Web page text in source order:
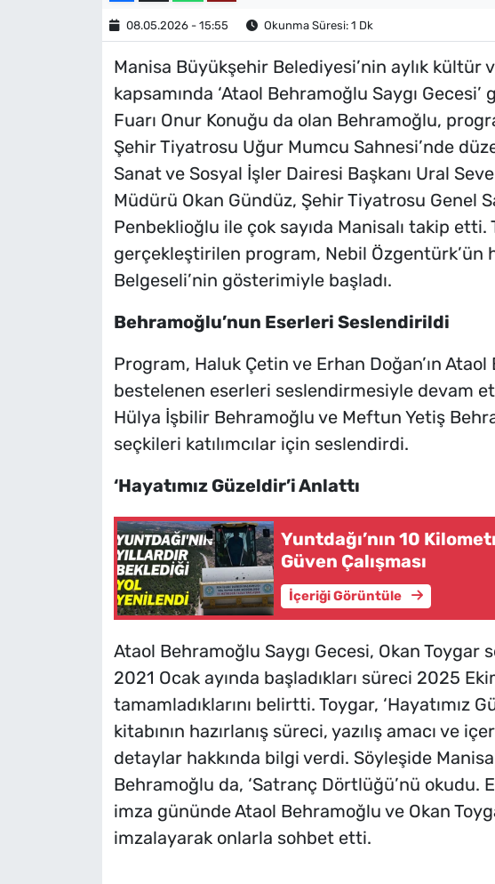
08.05.2026 - 15:55 Okunma Süresi: 1 Dk
Manisa Büyükşehir Belediyesi’nin aylık kültür
kapsamında ‘Ataol Behramoğlu Saygı
Fuarı Onur Konuğu da olan Behramoğlu,
Şehir Tiyatrosu Uğur Mumcu Sahnesi’nde
Sanat ve Sosyal İşler Dairesi Başkanı Ural
Müdürü Okan Gündüz, Şehir Tiyatrosu Genel
Penbeklioğlu ile çok sayıda Manisalı takip etti.
gerçekleştirilen program, Nebil Özgentürk’ün
Belgeseli’nin gösterimiyle başladı.
Behramoğlu’nun Eserleri Seslendirildi
Program, Haluk Çetin ve Erhan Doğan’ın
bestelenen eserleri seslendirmesiyle devam
Hülya İşbilir Behramoğlu ve Meftun Yetiş
seçkileri katılımcılar için seslendirdi.
‘Hayatımız Güzeldir’i Anlattı
Yuntdağı’nın 10
Güven Çalışması
İçeriği Görüntüle
Ataol Behramoğlu Saygı Gecesi, Okan Toygar
2021 Ocak ayında başladıkları süreci 2025
tamamladıklarını belirtti. Toygar, ‘Hayatımız
kitabının hazırlanış süreci, yazılış amacı ve
detaylar hakkında bilgi verdi. Söyleşide
Behramoğlu da, ‘Satranç Dörtlüğü’nü okudu.
imza gününde Ataol Behramoğlu ve Okan
imzalayarak onlarla sohbet etti.